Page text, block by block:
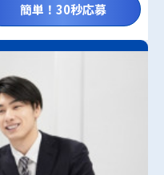
簡単！30秒応募